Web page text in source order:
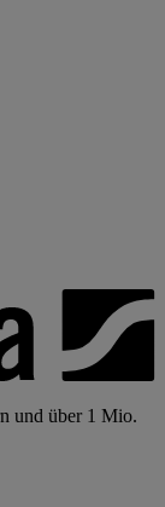
und über 1 Mio.